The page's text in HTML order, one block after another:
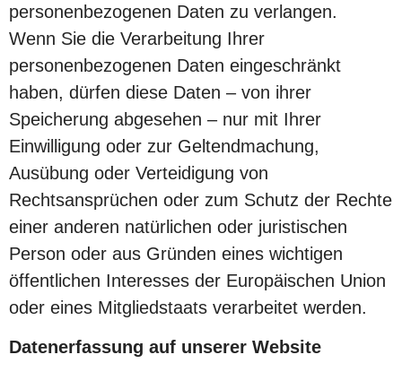
personenbezogenen Daten zu verlangen.
Wenn Sie die Verarbeitung Ihrer
personenbezogenen Daten eingeschränkt
haben, dürfen diese Daten – von ihrer
Speicherung abgesehen – nur mit Ihrer
Einwilligung oder zur Geltendmachung,
Ausübung oder Verteidigung von
Rechtsansprüchen oder zum Schutz der Rechte
einer anderen natürlichen oder juristischen
Person oder aus Gründen eines wichtigen
öffentlichen Interesses der Europäischen Union
oder eines Mitgliedstaats verarbeitet werden.
Datenerfassung auf unserer Website